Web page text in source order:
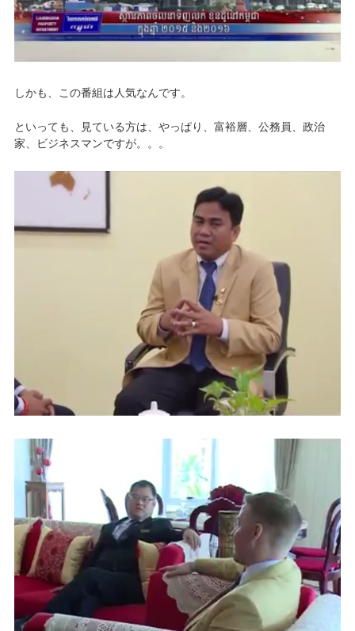
しかも、この番組は人気なんです。
といっても、見ている方は、やっぱり、富裕層、公務員、政治
家、ビジネスマンですが。。。